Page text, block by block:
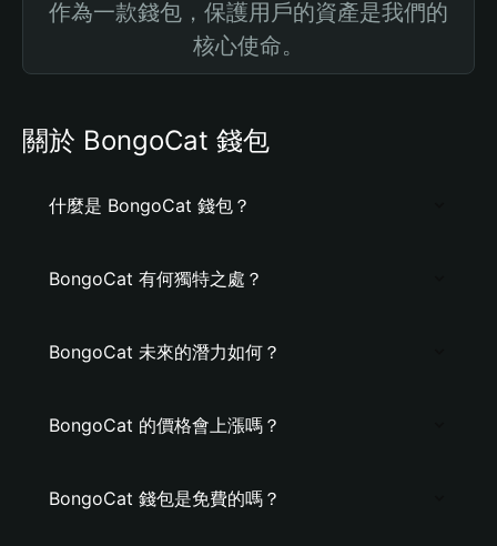
作為一款錢包，保護用戶的資產是我們的
核心使命。
關於 BongoCat 錢包
什麼是 BongoCat 錢包？
BongoCat 有何獨特之處？
BongoCat 未來的潛力如何？
BongoCat 的價格會上漲嗎？
BongoCat 錢包是免費的嗎？